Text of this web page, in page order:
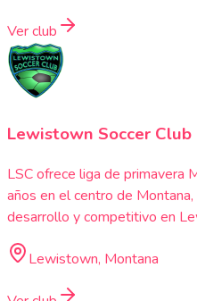
Ver club
Lewistown Soccer Club
LSC ofrece liga de primavera
años en el centro de
desarrollo y competitivo en
Lewistown, Montana